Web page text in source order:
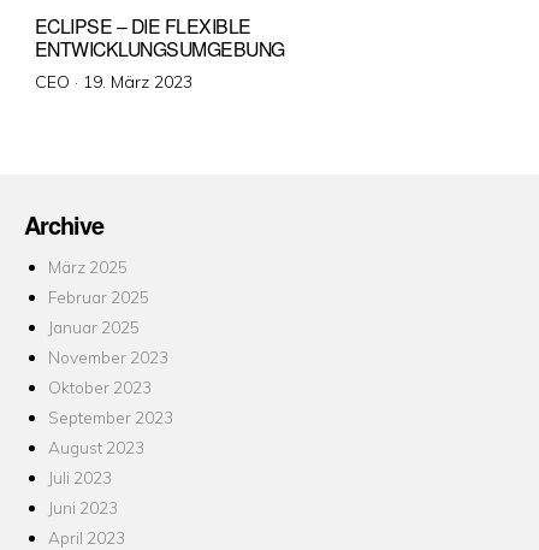
ECLIPSE – DIE FLEXIBLE
ENTWICKLUNGSUMGEBUNG
CEO · Veröffentlicht
19. März 2023
Archive
März 2025
Februar 2025
Januar 2025
November 2023
Oktober 2023
September 2023
August 2023
Juli 2023
Juni 2023
April 2023